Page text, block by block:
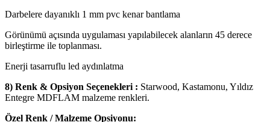
Darbelere dayanıklı 1 mm pvc kenar bantlama
Görünümü açısında uygulaması yapılabilecek alanların 45 derece
birleştirme ile toplanması.
Enerji tasarruflu led aydınlatma
8) Renk & Opsiyon Seçenekleri : Starwood, Kastamonu, Yıldız
Entegre MDFLAM malzeme renkleri.
Özel Renk / Malzeme Opsiyonu: